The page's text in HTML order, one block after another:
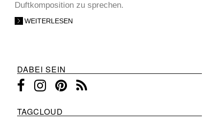
Duftkomposition zu sprechen.
WEITERLESEN
DABEI SEIN
TAGCLOUD